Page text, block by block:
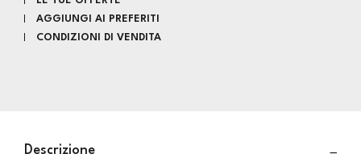
AGGIUNGI AI PREFERITI
CONDIZIONI DI VENDITA
Descrizione